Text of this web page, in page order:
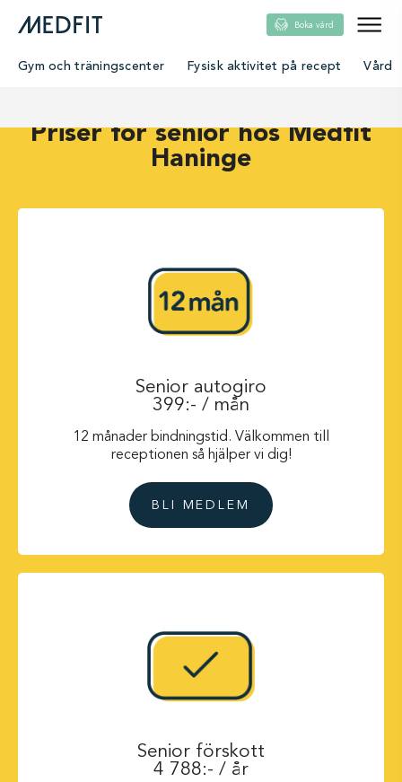
Boka vård
Gym och träningscenter Fysisk aktivitet på recept Vård
Priser för senior hos Medfit
Haninge
Senior autogiro
399:- / mån
12 månader bindningstid. Välkommen till
receptionen så hjälper vi dig!
BLI MEDLEM
Senior förskott
4 788:- / år